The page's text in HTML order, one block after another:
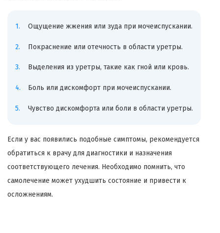
Ощущение жжения или зуда при мочеиспускании.
Покраснение или отечность в области уретры.
Выделения из уретры, такие как гной или кровь.
Боль или дискомфорт при мочеиспускании.
Чувство дискомфорта или боли в области уретры.
Если у вас появились подобные симптомы, рекомендуется
обратиться к врачу для диагностики и назначения
соответствующего лечения. Необходимо помнить, что
самолечение может ухудшить состояние и привести к
осложнениям.